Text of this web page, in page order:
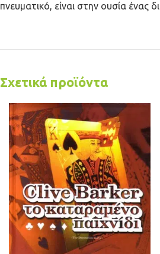
πνευματικό, είναι στην ουσία
Σχετικά προϊόντα